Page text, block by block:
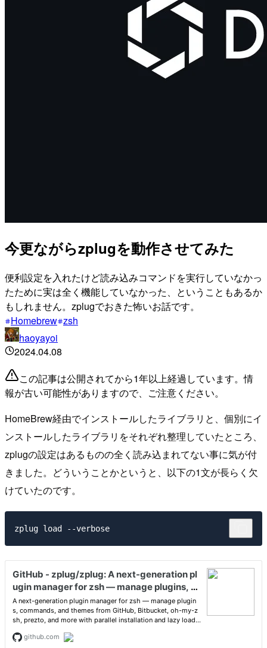
今更ながらzplugを動作させてみた
便利設定を入れたけど読み込みコマンドを実行していなかっ
たために実は全く機能していなかった、ということもあるか
もしれません。zplugでおきた怖いお話です。
Homebrew zsh
haoyayoi
2024.04.08
この記事は公開されてから1年以上経過しています。情
報が古い可能性がありますので、ご注意ください。
HomeBrew経由でインストールしたライブラリと、個別にイ
ンストールしたライブラリをそれぞれ整理していたところ、
zplugの設定はあるものの全く読み込まれてない事に気が付
きました。どういうことかというと、以下の1文が長らく欠
けていたのです。